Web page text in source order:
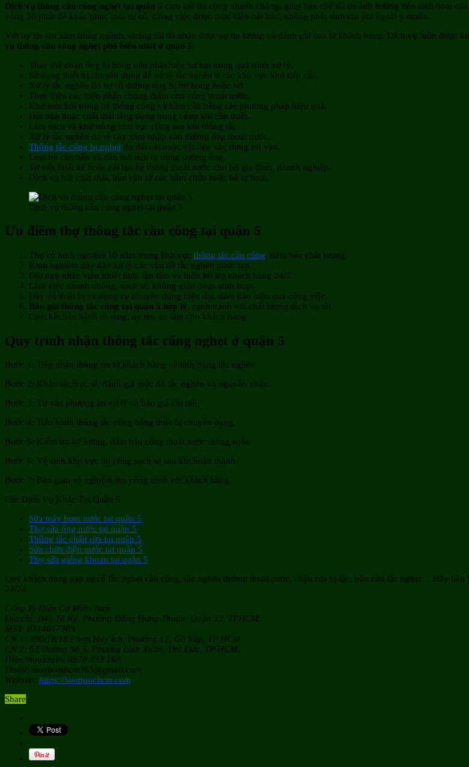
Dịch vụ thông cầu cống nghẹt tại quận 5 cam kết thi công nhanh chóng, giúp hạn chế tối đa ảnh hưởng đến sinh hoạt
vòng 30 phút để khắc phục mọi sự cố. Công việc được thực hiện bài bản, không phát sinh chi phí ngoài ý muốn.
Với uy tín lâu năm trong ngành, chúng tôi đã nhận được sự tin tưởng và đánh giá cao từ khách hàng. Dịch vụ luôn được
vụ thông cầu cống nghẹt phổ biến nhất ở quận 5:
Thay thế đoạn ống bị hỏng nếu phát hiện hư hại trong quá trình xử lý.
Sử dụng thiết bị chuyên dụng để xử lý tắc nghẽn ở các khu vực khó tiếp cận.
Xử lý tắc nghẽn do sự cố đường ống bị hư hỏng hoặc vỡ.
Thực hiện các biện pháp chống thấm cho cống thoát nước.
Khử mùi hôi trong hệ thống cống và hầm cầu bằng các phương pháp hiệu quả.
Hút bùn hoặc chất thải lắng đọng trong cống khi cần thiết.
Làm sạch và khử trùng khu vực cống sau khi thông tắc.
Xử lý tắc nghẽn do rễ cây xâm nhập vào đường ống thoát nước.
Thông tắc cống bị nghẹt do đất cát hoặc vật liệu xây dựng rơi vào.
Loại bỏ cặn bẩn và dầu mỡ tích tụ trong đường ống.
Tư vấn thiết kế hoặc cải tạo hệ thống thoát nước cho hộ gia đình, doanh nghiệp.
Dịch vụ hút chất thải, bùn cặn từ các hầm chứa hoặc bể tự hoại.
Dịch vụ thông cầu cống nghẹt tại quận 5
Ưu điểm thợ thông tắc cầu cống tại quận 5
Thợ có kinh nghiệm 10 năm trong lĩnh vực thông tắc cầu cống, đảm bảo chất lượng.
Kinh nghiệm dày dặn xử lý các vấn đề tắc nghẽn phức tạp.
Đội ngũ nhân viên nhiệt tình, tận tâm và luôn hỗ trợ khách hàng 24/7.
Làm việc nhanh chóng, sạch sẽ, không gián đoạn sinh hoạt.
Đầy đủ thiết bị và dụng cụ chuyên dụng hiện đại, đảm bảo hiệu quả công việc.
Báo giá thông tắc cống tại quận 5 hợp lý, cạnh tranh với chất lượng dịch vụ tốt.
Cam kết bảo hành rõ ràng, uy tín, an tâm cho khách hàng.
Quy trình nhận thông tắc cống nghẹt ở quận 5
Bước 1: Tiếp nhận thông tin từ khách hàng về tình trạng tắc nghẽn.
Bước 2: Khảo sát thực tế, đánh giá mức độ tắc nghẽn và nguyên nhân.
Bước 3: Tư vấn phương án xử lý và báo giá chi tiết.
Bước 4: Tiến hành thông tắc cống bằng thiết bị chuyên dụng.
Bước 5: Kiểm tra kỹ lưỡng, đảm bảo cống thoát nước thông suốt.
Bước 6: Vệ sinh khu vực thi công sạch sẽ sau khi hoàn thành.
Bước 7: Bàn giao và nghiệm thu công trình với khách hàng.
Các Dịch Vụ Khác Tại Quận 5
Sửa máy bơm nước tại quận 5
Thợ sửa ống nước tại quận 5
Thông tắc chậu rửa tại quận 5
Sửa chữa điện nước tại quận 5
Thợ sửa giếng khoan tại quận 5
Quý khách đang gặp sự cố tắc nghẹt cầu cống, tắc nghẽn đường thoát nước, chậu rửa bị tắc, bồn cầu tắc nghẹt… Hãy
24/24.
Công Ty Điện Cơ Miền Nam
Địa chỉ: B45 Tô Ký, Phường Đông Hưng Thuận, Quận 12, TPHCM.
MST: 0314017389
CN 1: 390/18/18 Phan Huy Ích, Phường 12, Gò Vấp, TP HCM.
CN 2: 97 Đường Số 5, Phường Linh Xuân, Thủ Đức, TP HCM.
Điện thoại/zalo: 0978 333 168
Email: maybomhcm365@gmail.com
Website: https://suanuochcm.com
Share